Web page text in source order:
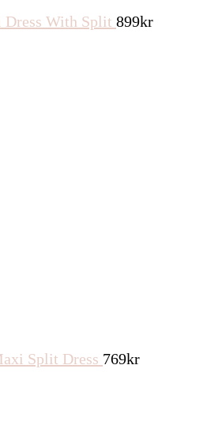
With Split 899kr
Split Dress 769kr